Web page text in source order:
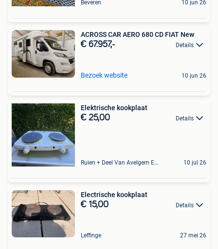
Beveren 10 jun 26
ACROSS CAR AERO 680 CD FIAT New
€ 67.957,- Details
Bezoek website 10 jun 26
Elektrische kookplaat
€ 25,00 Details
Ruien + Deel Van Avelgem En Waarmaarde 10 jul 26
Electrische kookplaat
€ 15,00 Details
Leffinge 27 mei 26